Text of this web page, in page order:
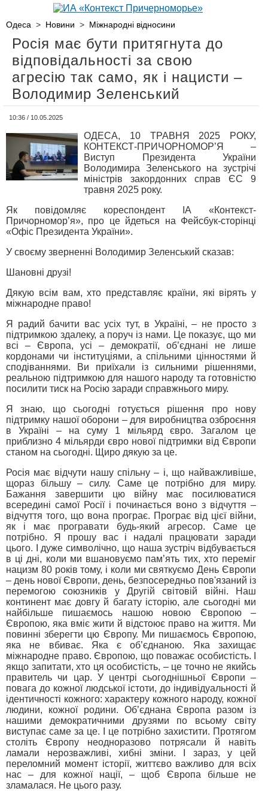
Одеса > Новини > Міжнародні відносини
Росія має бути притягнута до
відповідальності за свою
агресію так само, як і нацисти –
Володимир Зеленський
10:36 / 10.05.2025
ОДЕСА, 10 ТРАВНЯ 2025 РОКУ,
КОНТЕКСТ-ПРИЧОРНОМОР’Я –
Виступ Президента України
Володимира Зеленського на зустрічі
міністрів закордонних справ ЄС 9
травня 2025 року.
Як повідомляє кореспондент ІА «Контекст-
Причорномор’я», про це йдеться на Фейсбук-сторінці
«Офіс Президента України».
У своєму зверненні Володимир Зеленський сказав:
Шановні друзі!
Дякую всім вам, хто представляє країни, які вірять у
міжнародне право!
Я радий бачити вас усіх тут, в Україні, – не просто з
підтримкою здалеку, а поруч із нами. Це показує, що ми
всі – Європа, усі – демократії, об’єднані не лише
кордонами чи інституціями, а спільними цінностями й
сподіваннями. Ви приїхали із сильними рішеннями,
реальною підтримкою для нашого народу та готовністю
посилити тиск на Росію заради справжнього миру.
Я знаю, що сьогодні готується рішення про нову
підтримку нашої оборони – для виробництва озброєння
в Україні – на суму 1 мільярд євро. Загалом це
приблизно 4 мільярди євро нової підтримки від Європи
станом на сьогодні. Щиро дякую за це.
Росія має відчути нашу спільну – і, що найважливіше,
щораз більшу – силу. Саме це потрібно для миру.
Бажання завершити цю війну має посилюватися
всередині самої Росії і починається воно з відчуття –
відчуття того, що вона програє. Програє від цієї війни,
як і має програвати будь-який агресор. Саме це
потрібно. Я прошу вас і надалі працювати заради
цього. І дуже символічно, що наша зустріч відбувається
в ці дні, коли ми вшановуємо пам’ять тих, хто переміг
нацизм 80 років тому, і коли ми святкуємо День Європи
– день нової Європи, день, безпосередньо пов'язаний із
перемогою союзників у Другій світовій війні. Наш
континент має довгу й багату історію, але сьогодні ми
найбільше пишаємось нашою новою Європою –
Європою, яка вміє жити й відстоює право на життя. Ми
повинні зберегти цю Європу. Ми пишаємось Європою,
яка не вбиває. Яка є об’єднаною. Яка захищає
міжнародне право. Європою, що поважає особистість. І
якщо запитати, хто ця особистість, – це точно не якийсь
правитель чи цар. У центрі сьогоднішньої Європи –
повага до кожної людської істоти, до індивідуальності й
ідентичності кожного: характеру кожного народу, кожної
людини, кожної родини. Об’єднана Європа разом із
нашими демократичними друзями по всьому світу
виступає саме за це. І це потрібно захистити. Протягом
століть Європу неодноразово потрясали й навіть
ламали нерозважливі, хибні зміни. І зараз, у цей
переломний момент історії, життєво важливо для всіх
нас – для кожної нації, – щоб Європа більше не
зламалася. Не цього разу.